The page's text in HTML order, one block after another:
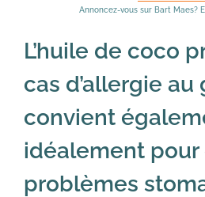
Annoncez-vous sur Bart Maes?
L’huile de coco
cas d’allergie
convient
idéalement pour
problèmes